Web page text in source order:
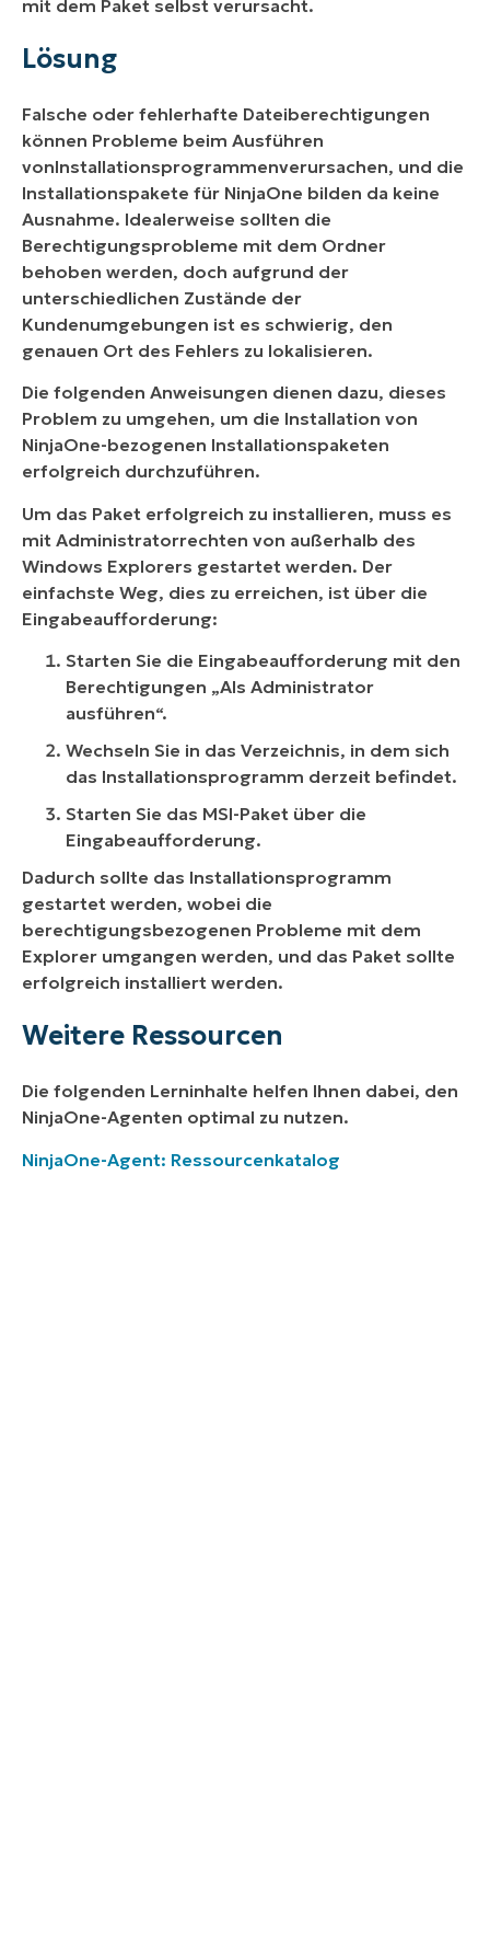
mit dem Paket selbst verursacht.
Lösung
Falsche oder fehlerhafte Dateiberechtigungen
können Probleme beim Ausführen
vonInstallationsprogrammenverursachen, und die
Installationspakete für NinjaOne bilden da keine
Ausnahme. Idealerweise sollten die
Berechtigungsprobleme mit dem Ordner
behoben werden, doch aufgrund der
unterschiedlichen Zustände der
Kundenumgebungen ist es schwierig, den
genauen Ort des Fehlers zu lokalisieren.
Die folgenden Anweisungen dienen dazu, dieses
Problem zu umgehen, um die Installation von
NinjaOne-bezogenen Installationspaketen
erfolgreich durchzuführen.
Um das Paket erfolgreich zu installieren, muss es
mit Administratorrechten von außerhalb des
Windows Explorers gestartet werden. Der
einfachste Weg, dies zu erreichen, ist über die
Eingabeaufforderung:
Starten Sie die Eingabeaufforderung mit den
Berechtigungen „Als Administrator
ausführen“.
Wechseln Sie in das Verzeichnis, in dem sich
das Installationsprogramm derzeit befindet.
Starten Sie das MSI-Paket über die
Eingabeaufforderung.
Dadurch sollte das Installationsprogramm
gestartet werden, wobei die
berechtigungsbezogenen Probleme mit dem
Explorer umgangen werden, und das Paket sollte
erfolgreich installiert werden.
Weitere Ressourcen
Die folgenden Lerninhalte helfen Ihnen dabei, den
NinjaOne-Agenten optimal zu nutzen.
NinjaOne-Agent: Ressourcenkatalog